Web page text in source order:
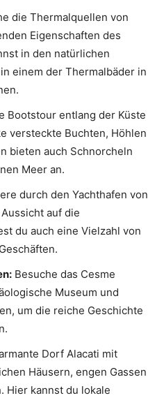
die Thermalquellen von
Eigenschaften des
in den natürlichen
einem der Thermalbäder in
Bootstour entlang der Küste
versteckte Buchten, Höhlen
bieten auch Schnorcheln
Meer an.
durch den Yachthafen von
auf die
du auch eine Vielzahl von
Besuche das Cesme
Museum und
um die reiche Geschichte
Dorf Alacati mit
Häusern, engen Gassen
Hier kannst du lokale